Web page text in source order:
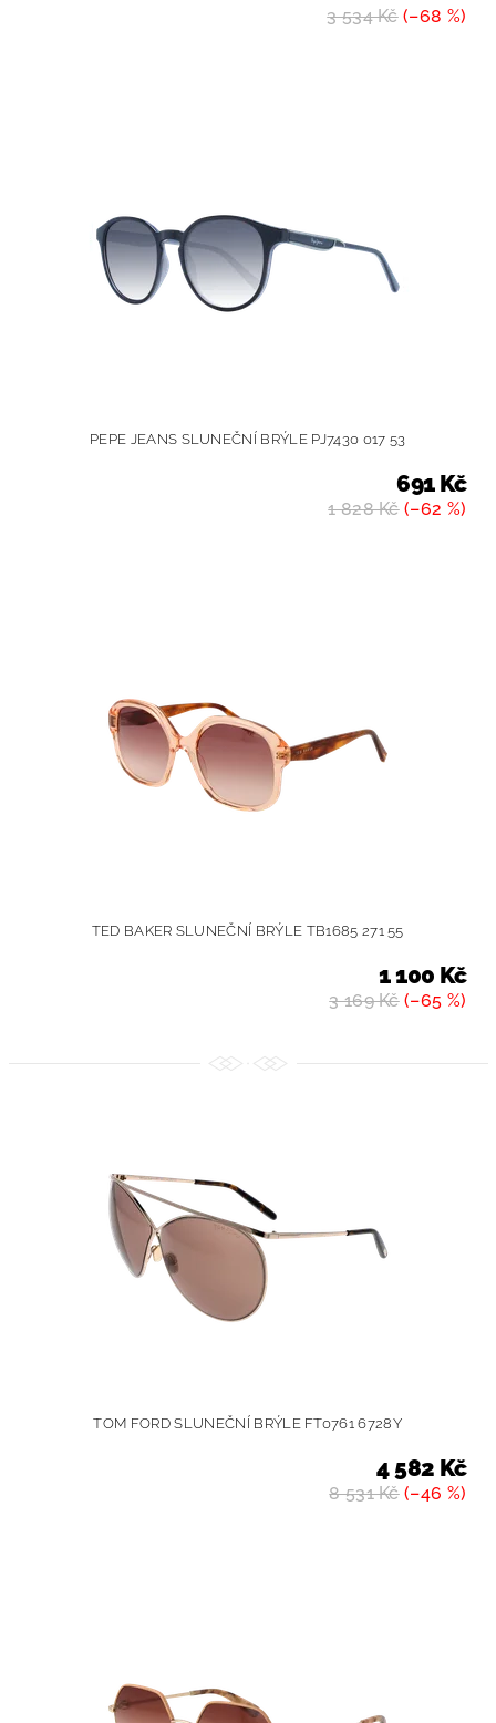
3 534 Kč(–68 %)
PEPE JEANS SLUNEČNÍ BRÝLE PJ7430 017 53
1 828 Kč(–62 %)
691 Kč
TED BAKER SLUNEČNÍ BRÝLE TB1685 271 55
3 169 Kč(–65 %)
1 100 Kč
TOM FORD SLUNEČNÍ BRÝLE FT0761 6728Y
8 531 Kč(–46 %)
4 582 Kč